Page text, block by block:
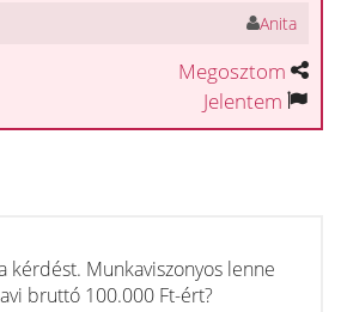
Anita
Megosztom
Jelentem
kérdést. Munkaviszonyos lenne
bruttó 100.000 Ft-ért?